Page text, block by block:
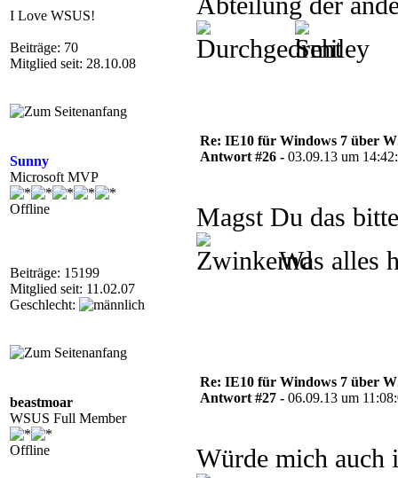
I Love WSUS!
Beiträge: 70
Mitglied seit: 28.10.08
Sunny
Microsoft MVP
Offline
Beiträge: 15199
Mitglied seit: 11.02.07
Geschlecht:
Re: IE10 für Windows 7 über
Antwort #26 - 03.09.13 um
Magst Du das
Was alles
beastmoar
WSUS Full Member
Offline
Re: IE10 für Windows 7 über
Antwort #27 - 06.09.13 um
Würde mich auch